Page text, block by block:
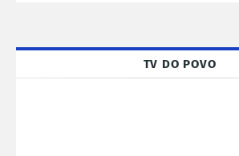
TV DO POVO